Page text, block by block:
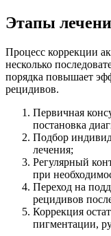
Этапы
Процесс коррекции
несколько
порядка повышает
рецидивов.
Первичная
постановка
Подбор
лечения;
Регулярный
при
Переход на
рецидивов
Коррекция
пигментации,